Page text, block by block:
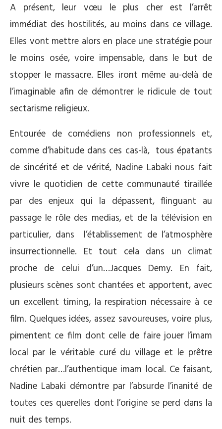
A présent, leur vœu le plus cher est l’arrêt
immédiat des hostilités, au moins dans ce village.
Elles vont mettre alors en place une stratégie pour
le moins osée, voire impensable, dans le but de
stopper le massacre. Elles iront même au-delà de
l’imaginable afin de démontrer le ridicule de tout
sectarisme religieux.
Entourée de comédiens non professionnels et,
comme d’habitude dans ces cas-là, tous épatants
de sincérité et de vérité, Nadine Labaki nous fait
vivre le quotidien de cette communauté tiraillée
par des enjeux qui la dépassent, flinguant au
passage le rôle des medias, et de la télévision en
particulier, dans l’établissement de l’atmosphère
insurrectionnelle. Et tout cela dans un climat
proche de celui d’un…Jacques Demy. En fait,
plusieurs scènes sont chantées et apportent, avec
un excellent timing, la respiration nécessaire à ce
film. Quelques idées, assez savoureuses, voire plus,
pimentent ce film dont celle de faire jouer l’imam
local par le véritable curé du village et le prêtre
chrétien par…l’authentique imam local. Ce faisant,
Nadine Labaki démontre par l’absurde l’inanité de
toutes ces querelles dont l’origine se perd dans la
nuit des temps.